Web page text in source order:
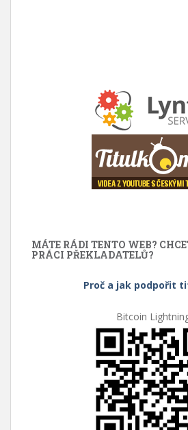
MÁTE RÁDI TENTO WEB?
PRÁCI PŘEKLADATELŮ?
Proč a jak podpořit
Bitcoin